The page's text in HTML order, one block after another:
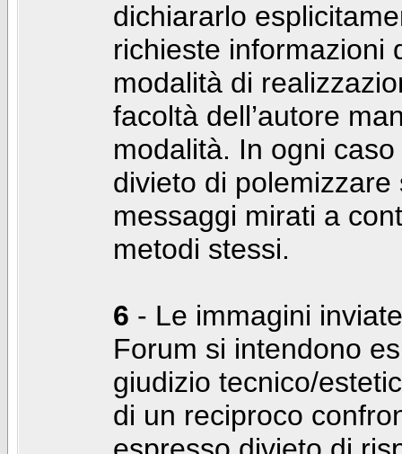
dichiararlo
richieste informazioni
modalità di
facoltà dell’autore
modalità. In ogni
divieto di
messaggi mirati a
metodi stessi.
6 - Le immagini
Forum si intendono
giudizio tecnico/
di un reciproco